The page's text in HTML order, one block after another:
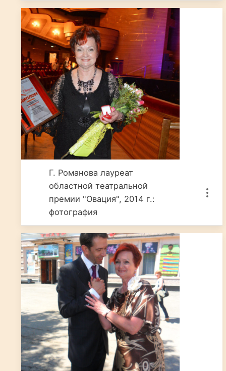
Г. Романова лауреат
областной театральной
премии "Овация", 2014 г.:
фотография